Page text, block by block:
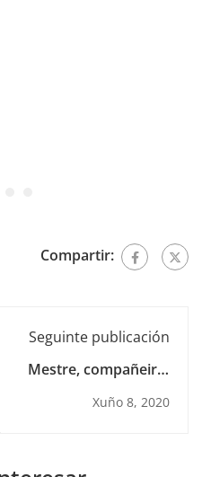
Compartir:
Seguinte publicación
Mestre, compañeiro,
Graciano
Xuño 8, 2020